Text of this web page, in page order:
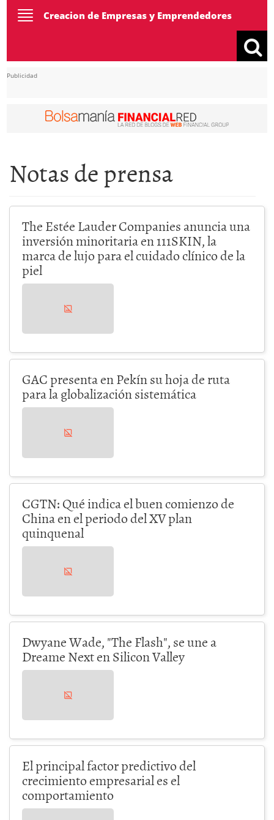
ToggleCreacion de Empresas y Emprendedores
Publicidad
Notas de prensa
The Estée Lauder Companies anuncia una
inversión minoritaria en 111SKIN, la
marca de lujo para el cuidado clínico de la
piel
GAC presenta en Pekín su hoja de ruta
para la globalización sistemática
CGTN: Qué indica el buen comienzo de
China en el periodo del XV plan
quinquenal
Dwyane Wade, "The Flash", se une a
Dreame Next en Silicon Valley
El principal factor predictivo del
crecimiento empresarial es el
comportamiento